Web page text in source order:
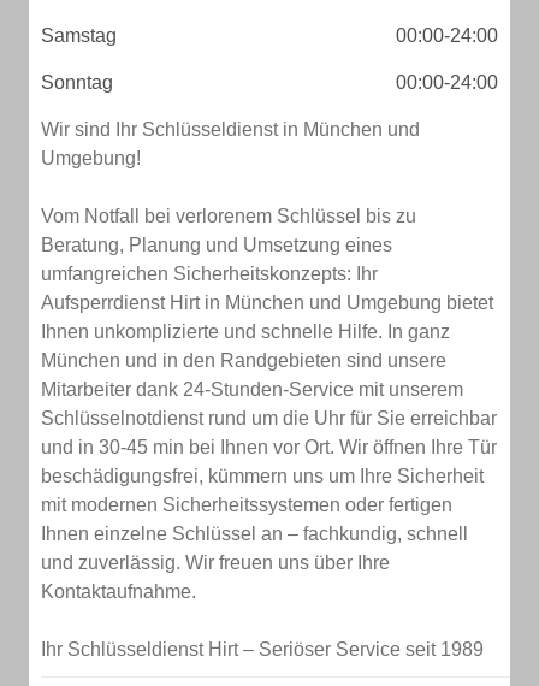
Samstag 00:00-24:00
Sonntag 00:00-24:00
Wir sind Ihr Schlüsseldienst in München und
Umgebung!
Vom Notfall bei verlorenem Schlüssel bis zu
Beratung, Planung und Umsetzung eines
umfangreichen Sicherheitskonzepts: Ihr
Aufsperrdienst Hirt in München und Umgebung bietet
Ihnen unkomplizierte und schnelle Hilfe. In ganz
München und in den Randgebieten sind unsere
Mitarbeiter dank 24-Stunden-Service mit unserem
Schlüsselnotdienst rund um die Uhr für Sie erreichbar
und in 30-45 min bei Ihnen vor Ort. Wir öffnen Ihre Tür
beschädigungsfrei, kümmern uns um Ihre Sicherheit
mit modernen Sicherheitssystemen oder fertigen
Ihnen einzelne Schlüssel an – fachkundig, schnell
und zuverlässig. Wir freuen uns über Ihre
Kontaktaufnahme.
Ihr Schlüsseldienst Hirt – Seriöser Service seit 1989